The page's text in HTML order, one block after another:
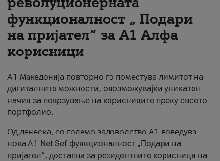
За нас
#ПодобарОнлајн
функционалност „ Подари
на пријател“ за А1 Алфа
корисници
А1 Македонија повторно го поместува лимитот на
дигиталните можности, овозможувајќи уникатен
начин за поврзување на корисниците преку своето
портфолио.
Од денеска, со големо задоволство А1 воведува
нова A1 Net Sef функционалност „Подари на
пријател“, достапна за резидентните корисници на